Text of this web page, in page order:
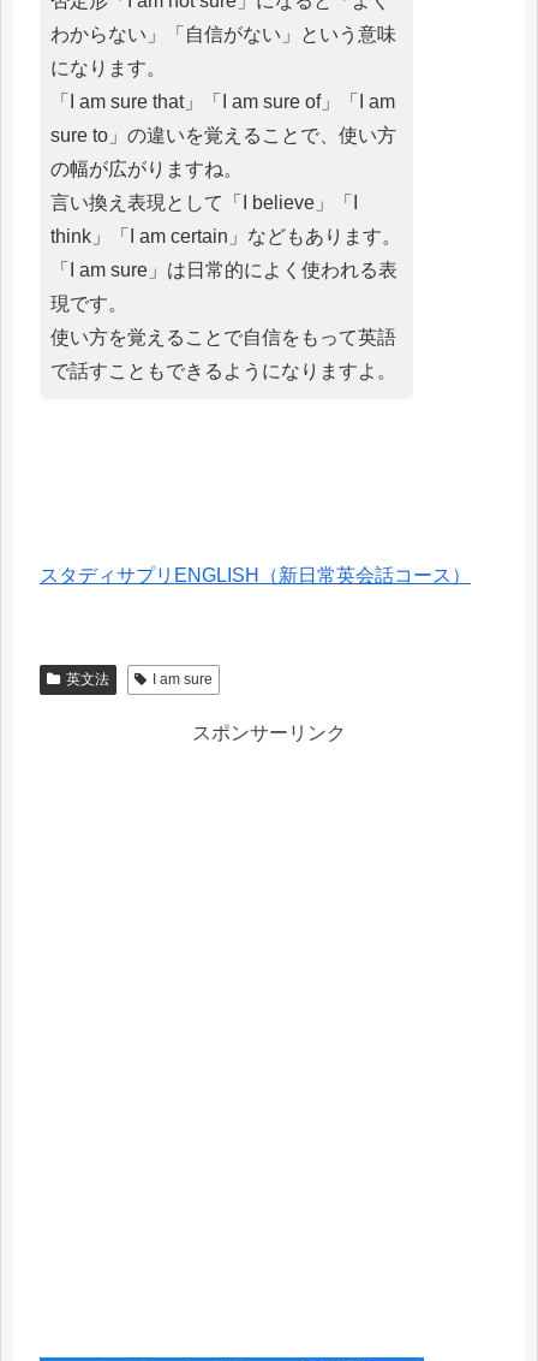
わからない」「自信がない」という意味
になります。
「I am sure that」「I am sure of」「I am
sure to」の違いを覚えることで、使い方
の幅が広がりますね。
言い換え表現として「I believe」「I
think」「I am certain」などもあります。
「I am sure」は日常的によく使われる表
現です。
使い方を覚えることで自信をもって英語
で話すこともできるようになりますよ。
スタディサプリENGLISH（新日常英会話コース）
英文法 I am sure
スポンサーリンク